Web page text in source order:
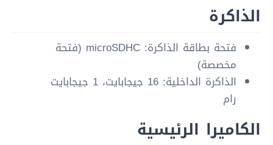
الذاكرة
فتحة بطاقة الذاكرة: microSDHC (فتحة
مخصصة)
الذاكرة الداخلية: 16 جيجابايت، 1 جيجابايت
رام
الكاميرا الرئيسية